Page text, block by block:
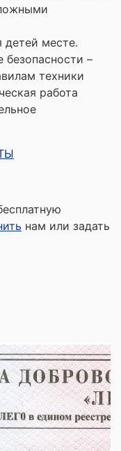
детей месте.
безопасности –
техники
работа
нам или задать